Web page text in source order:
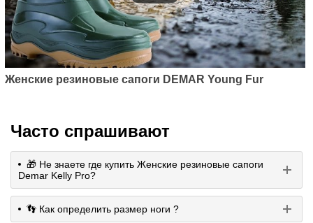
Женские резиновые сапоги DEMAR Young Fur
Часто спрашивают
🎁 Не знаете где купить Женские резиновые сапоги
Demar Kelly Pro?
👣 Как определить размер ноги ?